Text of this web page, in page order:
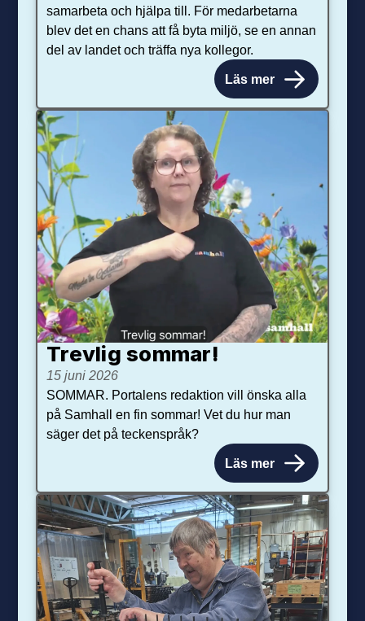
samarbeta och hjälpa till. För medarbetarna
blev det en chans att få byta miljö, se en annan
del av landet och träffa nya kollegor.
Läs mer
Trevlig sommar!
15 juni 2026
SOMMAR. Portalens redaktion vill önska alla
på Samhall en fin sommar! Vet du hur man
säger det på teckenspråk?
Läs mer